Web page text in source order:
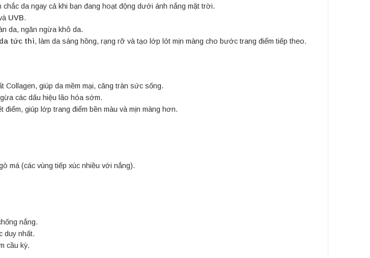
da ngay cả khi bạn đang hoạt động dưới ánh nắng mặt trời.
UVB.
da, ngăn ngừa khô da.
tức thì, làm da sáng hồng, rạng rỡ và tạo lớp lót mịn màng cho bước trang điểm tiếp theo.
Collagen, giúp da mềm mại, căng tràn sức sống.
các dấu hiệu lão hóa sớm.
giúp lớp trang điểm bền màu và mịn màng hơn.
má (các vùng tiếp xúc nhiều với nắng).
nắng.
duy nhất.
cầu kỳ.